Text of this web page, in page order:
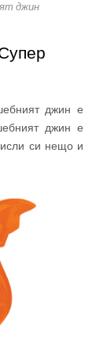
джин
джин е
джин е
си нещо и